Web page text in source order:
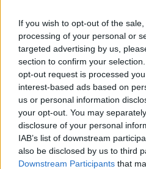
If you wish to opt-out of the
processing of your personal or
targeted advertising by us,
section to confirm your
opt-out request is processed
interest-based ads based on
us or personal information
your opt-out. You may
disclosure of your personal
IAB’s list of downstream
also be disclosed by us to third
Downstream Participants that
automobilių stovėjimo
Atvykusiems apsipirkti
nemokamai laikyti
valandas. Tai priklauso
„Kad būtų išvengta
klientų atkreipti